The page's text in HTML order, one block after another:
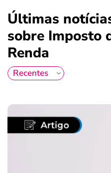
Últimas
sobre Imposto
Renda